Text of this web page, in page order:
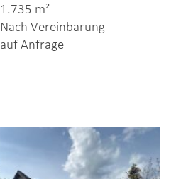
1.735 m²
Nach Vereinbarung
auf Anfrage